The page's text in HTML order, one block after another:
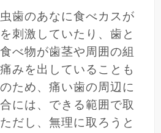
歯のあなに食べカスが
刺激していたり、歯と
べ物が歯茎や周囲の組
みを出していることも
ため、痛い歯の周辺に
には、できる範囲で取
だし、無理に取ろうと